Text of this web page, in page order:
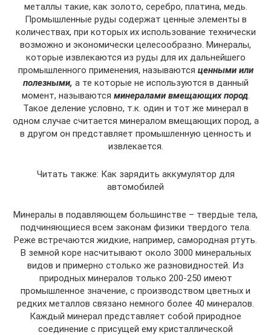
металлы такие, как золото, серебро, платина, медь.
Промышленные руды содержат ценные элементы в
количествах, при которых их использование технически
возможно и экономически целесообразно. Минералы,
которые извлекаются из руды для их дальнейшего
промышленного применения, называются ценными или
полезными, а те которые не используются в данный
момент, называются минералами вмещающих пород.
Такое деление условно, т.к. один и тот же минерал в
одном случае считается минералом вмещающих пород, а
в другом он представляет промышленную ценность и
извлекается.
Читать также: Как зарядить аккумулятор для
автомобилей
Минералы в подавляющем большинстве – твердые тела,
подчиняющиеся всем законам физики твердого тела.
Реже встречаются жидкие, например, самородная ртуть.
В земной коре насчитывают около 3000 минеральных
видов и примерно столько же разновидностей. Из
природных минералов только 200-250 имеют
промышленное значение, с производством цветных и
редких металлов связано немного более 40 минералов.
Каждый минерал представляет собой природное
соединение с присущей ему кристаллической